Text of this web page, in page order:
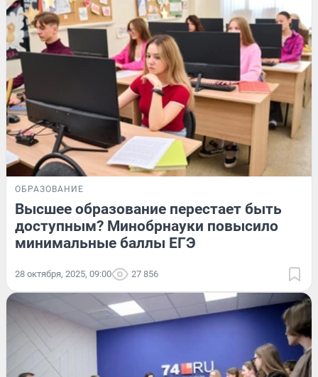
ОБРАЗОВАНИЕ
Высшее образование перестает быть
доступным? Минобрнауки повысило
минимальные баллы ЕГЭ
28 октября, 2025, 09:00 27 856